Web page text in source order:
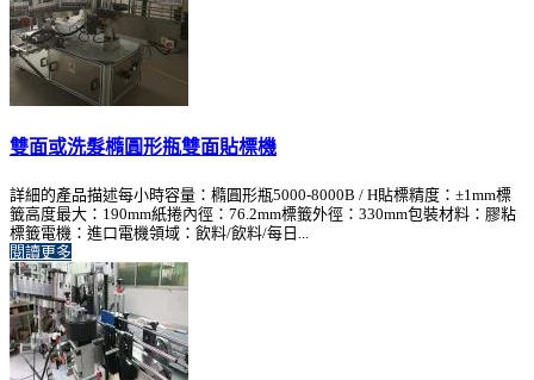
雙面或洗髮橢圓形瓶雙面貼標機
詳細的產品描述每小時容量：橢圓形瓶5000-8000B / H貼標精度：±1mm標
籤高度最大：190mm紙捲內徑：76.2mm標籤外徑：330mm包裝材料：膠粘
標籤電機：進口電機領域：飲料/飲料/每日...
閱讀更多